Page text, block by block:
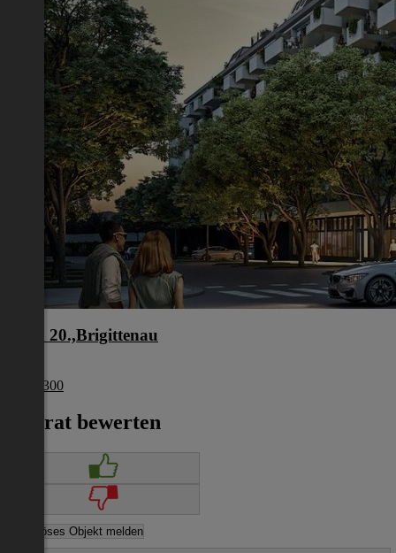
Wien 20.,Brigittenau
€ 453 300
Inserat bewerten